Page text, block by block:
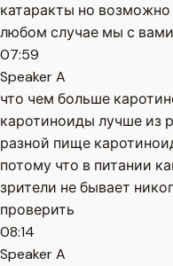
катаракты но
любом случае мы с
07:59
Speaker A
что чем больше
каротиноиды лучше из
разной пище
потому что в питании
зрители не бывает
проверить
08:14
Speaker A